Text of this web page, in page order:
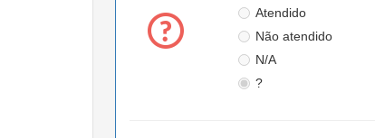
Atendido
Não atendido
N/A
?